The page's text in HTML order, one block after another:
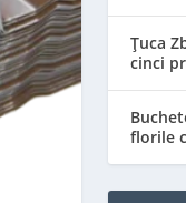
Țuca
cinci
florile